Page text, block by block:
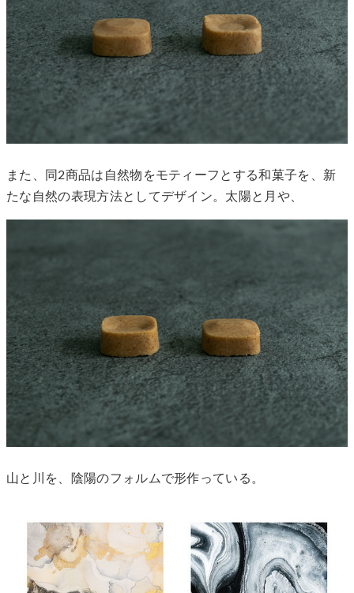
また、同2商品は自然物をモティーフとする和菓子を、新
たな自然の表現方法としてデザイン。太陽と月や、
山と川を、陰陽のフォルムで形作っている。